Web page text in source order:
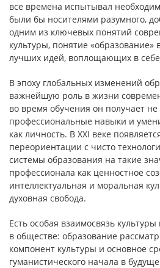
все времена испытывал
были бы носителями разумного,
одним из ключевых понятий
культуры, понятие «образование»
лучших идей, воплощающих в
В эпоху глобальных изменений
важнейшую роль в жизни
во время обучения он получает не
профессиональные навыки и
как личность. В XXI веке
переориентации с чисто
системы образования на такие
профессионала как ценностное
интеллектуальная и моральная
духовная свобода.
Есть особая взаимосвязь
в обществе: образование
компонент культуры и основное
гуманистического начала в